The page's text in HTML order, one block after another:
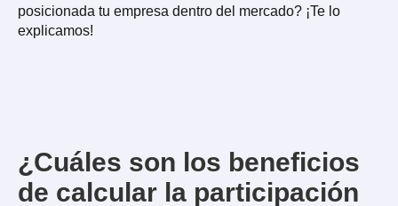
posicionada tu empresa dentro del mercado? ¡Te lo
explicamos!
¿Cuáles son los beneficios
de calcular la participación